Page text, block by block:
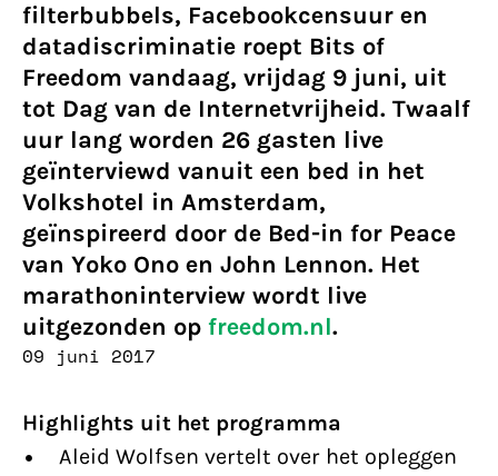
filterbubbels, Facebookcensuur en
datadiscriminatie roept Bits of
Freedom vandaag, vrijdag 9 juni, uit
tot Dag van de Internetvrijheid. Twaalf
uur lang worden 26 gasten live
geïnterviewd vanuit een bed in het
Volkshotel in Amsterdam,
geïnspireerd door de Bed-in for Peace
van Yoko Ono en John Lennon. Het
marathoninterview wordt live
uitgezonden op freedom.nl.
09 juni 2017
Highlights uit het programma
• Aleid Wolfsen vertelt over het opleggen